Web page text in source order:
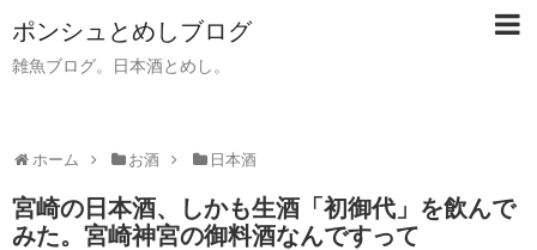
ポンシュとめしブログ
雑魚ブログ。日本酒とめし。
ホーム お酒 日本酒
宮崎の日本酒、しかも生酒「初御代」を飲んで
みた。宮崎神宮の御料酒なんですって